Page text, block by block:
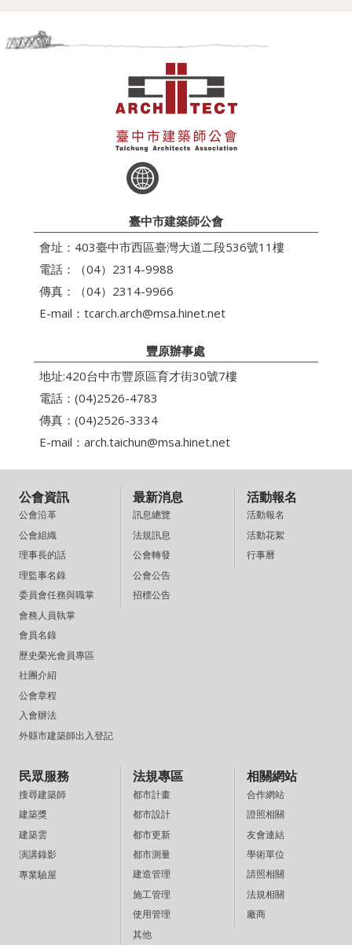
臺中市建築師公會
會址：403臺中市西區臺灣大道二段536號11樓
電話：（04）2314-9988
傳真：（04）2314-9966
E-mail： tcarch.arch@msa.hinet.net
豐原辦事處
地址:420台中市豐原區育才街30號7樓
電話：(04)2526-4783
傳真：(04)2526-3334
E-mail： arch.taichun@msa.hinet.net
公會資訊
公會沿革
公會組織
理事長的話
理監事名錄
委員會任務與職掌
會務人員執掌
會員名錄
歷史榮光會員專區
社團介紹
公會章程
入會辦法
外縣市建築師出入登記
最新消息
訊息總覽
法規訊息
公會轉發
公會公告
招標公告
活動報名
活動報名
活動花絮
行事曆
民眾服務
搜尋建築師
建築獎
建築雲
演講錄影
專業驗屋
法規專區
都市計畫
都市設計
都市更新
都市測量
建造管理
施工管理
使用管理
其他
相關網站
合作網站
證照相關
友會連結
學術單位
請照相關
法規相關
廠商